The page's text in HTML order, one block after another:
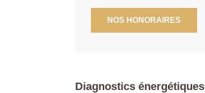
NOS HONORAIRES
Diagnostics énergétiques